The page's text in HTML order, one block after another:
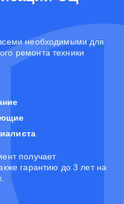
необходимыми для
ремонта техники
получает
гарантию до 3 лет на